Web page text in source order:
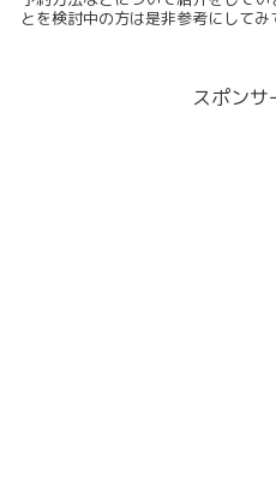
とを検討中の方は是非参考にしてみ
スポンサ